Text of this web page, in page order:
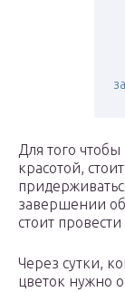
Для того
красотой,
завершении
стоит
Через сутки,
цветок нужно